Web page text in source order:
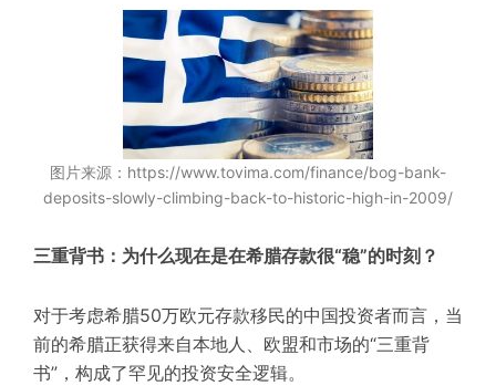
图片来源：https://www.tovima.com/finance/bog-bank-
deposits-slowly-climbing-back-to-historic-high-in-2009/
三重背书：为什么现在是在希腊存款很“稳”的时刻？
对于考虑希腊50万欧元存款移民的中国投资者而言，当
前的希腊正获得来自本地人、欧盟和市场的“三重背
书”，构成了罕见的投资安全逻辑。